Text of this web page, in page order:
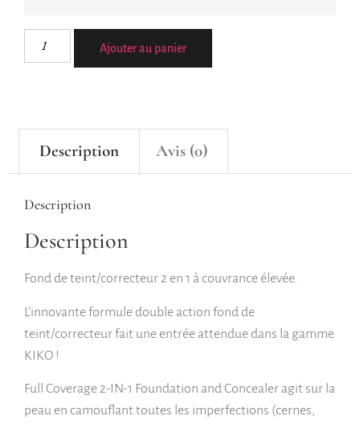
Ajouter au panier
Description Avis (0)
Description
Description
Fond de teint/correcteur 2 en 1 à couvrance élevée.
L’innovante formule double action fond de
teint/correcteur fait une entrée attendue dans la gamme
KIKO !
Full Coverage 2-IN-1 Foundation and Concealer agit sur la
peau en camouflant toutes les imperfections (cernes,